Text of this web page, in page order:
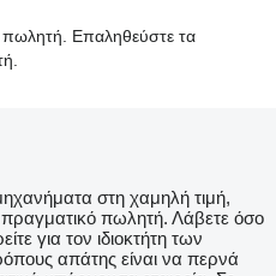
πωλητή. Επαληθεύστε τα
στη χαμηλή τιμή,
πραγματικό πωλητή. Λάβετε όσο
για τον ιδιοκτήτη των
απάτης είναι να περνά